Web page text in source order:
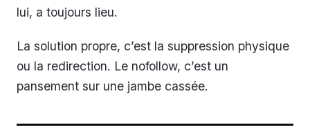
lui, a toujours lieu.
La solution propre, c’est la suppression physique
ou la redirection. Le nofollow, c’est un
pansement sur une jambe cassée.